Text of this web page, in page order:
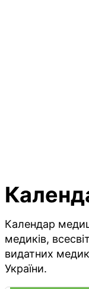
Календар
медиків,
видатних
України.